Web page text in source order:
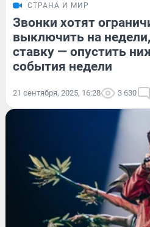
СТРАНА И МИР
Звонки хотят
выключить на
ставку — опустить
события недели
21 сентября, 2025, 16:28 3 630